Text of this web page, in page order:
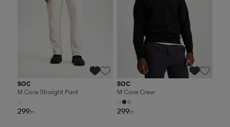
SOC
M Core Straight Pant
299:-
SOC
M Core Crew
299:-